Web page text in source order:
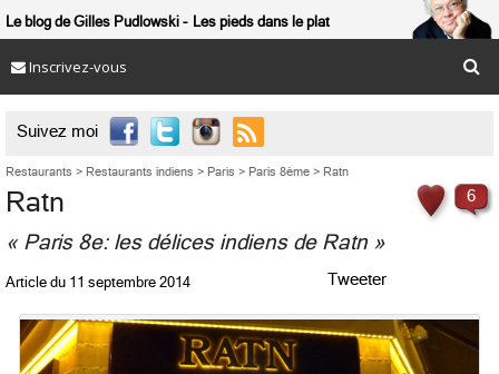
Le blog de Gilles Pudlowski Les pieds dans le plat
Inscrivez-vous
Suivez moi 
Restaurants > Restaurants indiens > Paris > Paris 8ème > Ratn
6
Ratn
« Paris 8e: les délices indiens de Ratn »
Article du 11 septembre 2014 Tweeter